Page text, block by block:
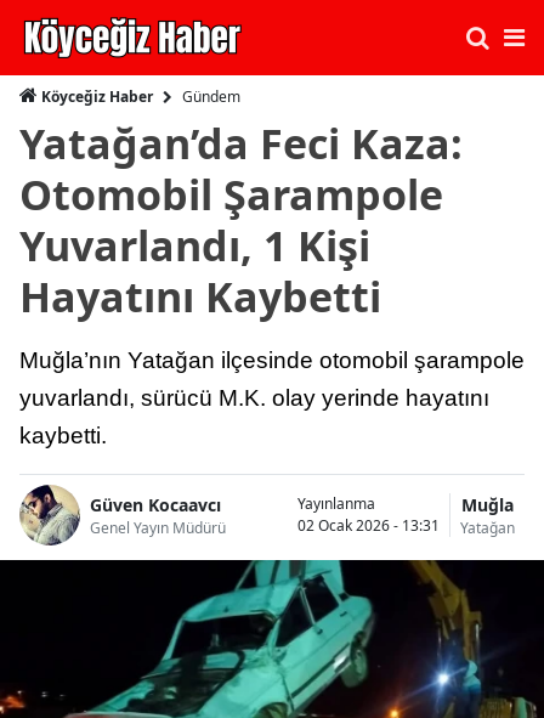
Köyceğiz Haber Gündem
Yatağan’da Feci Kaza:
Otomobil Şarampole
Yuvarlandı, 1 Kişi
Hayatını Kaybetti
Muğla’nın Yatağan ilçesinde otomobil şarampole
yuvarlandı, sürücü M.K. olay yerinde hayatını
kaybetti.
Güven Kocaavcı
Genel Yayın Müdürü
Yayınlanma
02 Ocak 2026 - 13:31
Muğla
Yatağan